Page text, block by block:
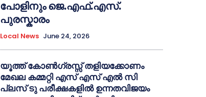
പോളിനും ജെ.എഫ്.എസ്.
പുരസ്കാരം
Local News June 24, 2026
യൂത്ത് കോൺഗ്രസ്സ് തളിയക്കോണം
മേഖല കമ്മറ്റി എസ് എസ് എൽ സി
പ്ലസ് ടു പരീക്ഷകളിൽ ഉന്നതവിജയം